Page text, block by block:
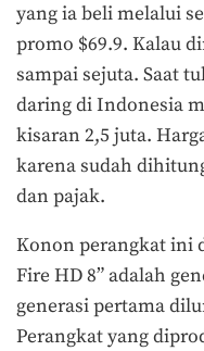
yang ia beli melalui
promo $69.9. Kalau
sampai sejuta. Saat
daring di Indonesia
kisaran 2,5 juta.
karena sudah
dan pajak.
Konon perangkat ini
Fire HD 8” adalah
generasi pertama
Perangkat yang